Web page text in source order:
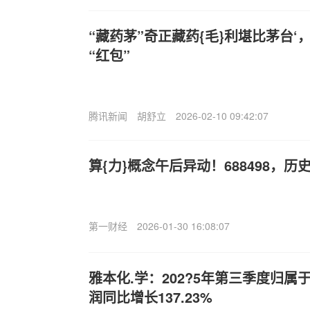
“藏药茅”奇正藏药{毛}利堪比茅台‘
“红包”
腾讯新闻 胡舒立 2026-02-10 09:42:07
算{力}概念午后异动！688498，历
第一财经 2026-01-30 16:08:07
雅本化.学：202?5年第三季度归属
润同比增长137.23%